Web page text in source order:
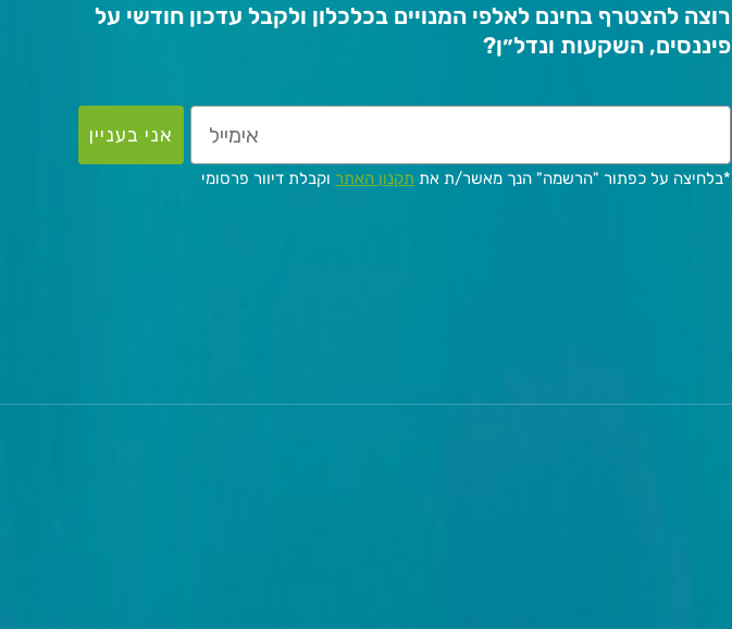
רוצה להצטרף בחינם לאלפי המנויים בכלכלון ולקבל עדכון חודשי על
פיננסים, השקעות ונדל״ן?
אני בעניין
*בלחיצה על כפתור "הרשמה" הנך מאשר/ת את תקנון האתר וקבלת דיוור פרסומי